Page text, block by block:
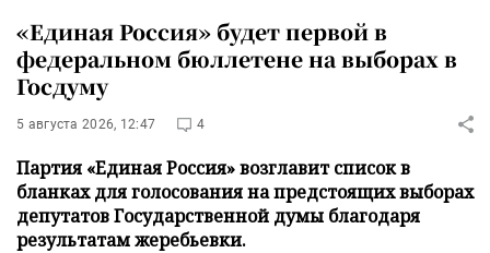
«Единая Россия» будет первой в
федеральном бюллетене на выборах в
Госдуму
5 августа 2026, 12:47 4
Партия «Единая Россия» возглавит список в
бланках для голосования на предстоящих выборах
депутатов Государственной думы благодаря
результатам жеребьевки.